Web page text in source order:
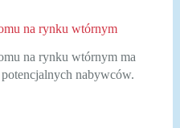
na rynku wtórnym
na rynku wtórnym ma
nabywców.